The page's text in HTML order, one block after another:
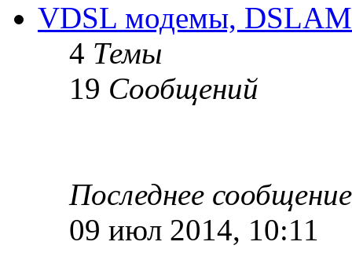
VDSL модемы, DSLAM
4 Темы
19 Сообщений
Последнее сообщение
09 июл 2014, 10:11